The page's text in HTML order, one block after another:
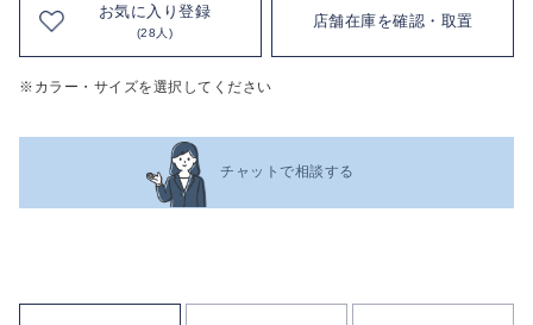
お気に入り登録
(28人)
店舗在庫を確認・取置
※カラー・サイズを選択してください
チャットで相談する